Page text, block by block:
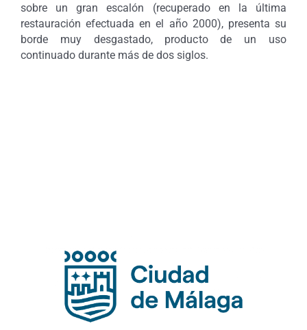
sobre un gran escalón (recuperado en la última
restauración efectuada en el año 2000), presenta su
borde muy desgastado, producto de un uso
continuado durante más de dos siglos.